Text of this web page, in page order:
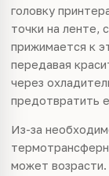
головку
точки на ленте,
прижимается к
передавая
через
предотвратить
Из-за
может